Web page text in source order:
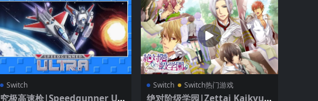
Switch
究极高速枪|Speedgunner Ult
Switch Switch热门游戏
绝对阶级学园|Zettai Kaikyuu